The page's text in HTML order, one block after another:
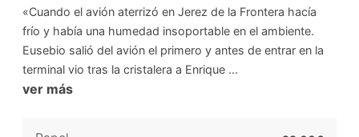
«Cuando el avión aterrizó en Jerez de la Frontera hacía
frío y había una humedad insoportable en el ambiente.
Eusebio salió del avión el primero y antes de entrar en la
terminal vio tras la cristalera a Enrique ...
ver más